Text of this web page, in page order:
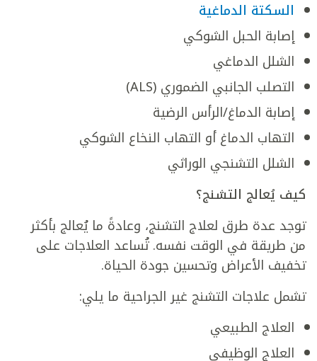
السكتة الدماغية
إصابة الحبل الشوكي
الشلل الدماغي
التصلب الجانبي الضموري (ALS)
إصابة الدماغ/الرأس الرضية
التهاب الدماغ أو التهاب النخاع الشوكي
الشلل التشنجي الوراثي
كيف يُعالج التشنج؟
توجد عدة طرق لعلاج التشنج، وعادةً ما يُعالج بأكثر
من طريقة في الوقت نفسه. تُساعد العلاجات على
تخفيف الأعراض وتحسين جودة الحياة.
تشمل علاجات التشنج غير الجراحية ما يلي:
العلاج الطبيعي
العلاج الوظيفي